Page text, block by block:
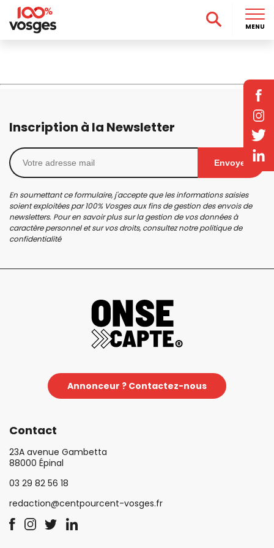
Inscription à la Newsletter
Envoyer
En soumettant ce formulaire, j'accepte que les informations saisies
soient exploitées par 100% Vosges aux fins de gestion des envois de
newsletters. Pour en savoir plus sur la gestion de vos données à
caractère personnel et sur vos droits, consultez notrepolitique de
confidentialité
Annonceur ? Contactez-nous
Contact
23A avenue Gambetta
88000 Épinal
03 29 82 56 18
redaction@centpourcent-vosges.fr
MENU